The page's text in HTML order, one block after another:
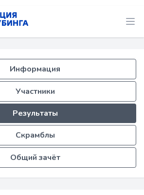
Информация
Участники
Результаты
Скрамблы
Общий зачёт